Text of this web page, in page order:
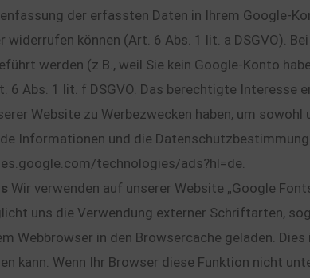
der erfassten Daten in Ihrem Google-
widerrufen können (Art. 6 Abs. 1 lit. a DSGVO).
werden (z.B., weil Sie kein Google-Konto
6 Abs. 1 lit. f DSGVO. Das berechtigte Interesse
Website zu Werbezwecken haben, um
Informationen und die
technologies/ads?hl=de.
Wir verwenden auf unserer Website „Google
uns die Verwendung externer Schriftarten,
Webbrowser in den Browsercache geladen.
kann. Wenn Ihr Browser diese Funktion nicht